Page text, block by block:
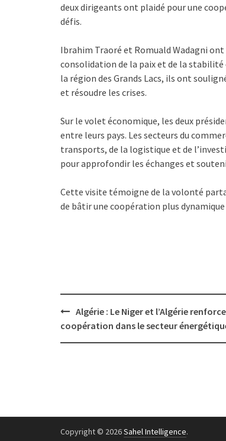
deux dirigeants ont plaidé pour une
défis.
Ibrahim Traoré et Romuald Wadagni
consolidation de la paix et de la stabilité
la région des Grands Lacs, ils ont
et résoudre les crises.
Sur le volet économique, les deux
entre leurs pays. Les secteurs du
transports, de la logistique et de
pour approfondir les échanges et
Cette visite témoigne de la volonté
de bâtir une coopération plus
Post
navigation
Algérie : Le Niger et l’Algérie
coopération dans le secteur
Copyright © 2026Sahel Intelligence.